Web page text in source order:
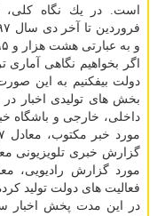
است. در یك نگاه كلی،
و به عبارتی هشت هزار و ۵۹۵ ساعت را نشان داده است.
اگر بخواهیم نگاهی
بخش های تولیدی اخبار
فعالیت های دولت تولید